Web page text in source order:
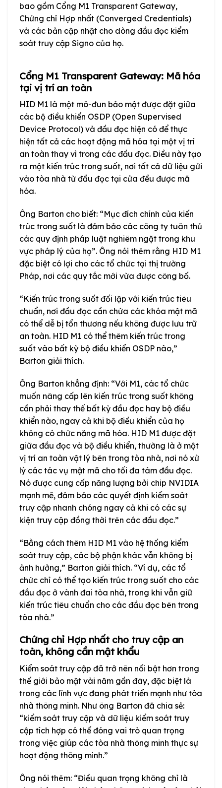
bao gồm Cổng M1 Transparent Gateway,
Chứng chỉ Hợp nhất (Converged Credentials)
và các bản cập nhật cho dòng đầu đọc kiểm
soát truy cập Signo của họ.
Cổng M1 Transparent Gateway: Mã hóa
tại vị trí an toàn
HID M1 là một mô-đun bảo mật được đặt giữa
các bộ điều khiển OSDP (Open Supervised
Device Protocol) và đầu đọc hiện có để thực
hiện tất cả các hoạt động mã hóa tại một vị trí
an toàn thay vì trong các đầu đọc. Điều này tạo
ra một kiến trúc trong suốt, nơi tất cả dữ liệu gửi
vào tòa nhà từ đầu đọc tại cửa đều được mã
hóa.
Ông Barton cho biết: “Mục đích chính của kiến
trúc trong suốt là đảm bảo các công ty tuân thủ
các quy định pháp luật nghiêm ngặt trong khu
vực pháp lý của họ”. Ông nói thêm rằng HID M1
đặc biệt có lợi cho các tổ chức tại thị trường
Pháp, nơi các quy tắc mới vừa được công bố.
“Kiến trúc trong suốt đối lập với kiến trúc tiêu
chuẩn, nơi đầu đọc cần chứa các khóa mật mã
có thể dễ bị tổn thương nếu không được lưu trữ
an toàn. HID M1 có thể thêm kiến trúc trong
suốt vào bất kỳ bộ điều khiển OSDP nào,”
Barton giải thích.
Ông Barton khẳng định: “Với M1, các tổ chức
muốn nâng cấp lên kiến trúc trong suốt không
cần phải thay thế bất kỳ đầu đọc hay bộ điều
khiển nào, ngay cả khi bộ điều khiển của họ
không có chức năng mã hóa. HID M1 được đặt
giữa đầu đọc và bộ điều khiển, thường là ở một
vị trí an toàn vật lý bên trong tòa nhà, nơi nó xử
lý các tác vụ mật mã cho tối đa tám đầu đọc.
Nó được cung cấp năng lượng bởi chip NVIDIA
mạnh mẽ, đảm bảo các quyết định kiểm soát
truy cập nhanh chóng ngay cả khi có các sự
kiện truy cập đồng thời trên các đầu đọc.”
“Bằng cách thêm HID M1 vào hệ thống kiểm
soát truy cập, các bộ phận khác vẫn không bị
ảnh hưởng,” Barton giải thích. “Ví dụ, các tổ
chức chỉ có thể tạo kiến trúc trong suốt cho các
đầu đọc ở vành đai tòa nhà, trong khi vẫn giữ
kiến trúc tiêu chuẩn cho các đầu đọc bên trong
tòa nhà.”
Chứng chỉ Hợp nhất cho truy cập an
toàn, không cần mật khẩu
Kiểm soát truy cập đã trở nên nổi bật hơn trong
thế giới bảo mật vài năm gần đây, đặc biệt là
trong các lĩnh vực đang phát triển mạnh như tòa
nhà thông minh. Như ông Barton đã chia sẻ:
“kiểm soát truy cập và dữ liệu kiểm soát truy
cập tích hợp có thể đóng vai trò quan trọng
trong việc giúp các tòa nhà thông minh thực sự
hoạt động thông minh.”
Ông nói thêm: “Điều quan trọng không chỉ là